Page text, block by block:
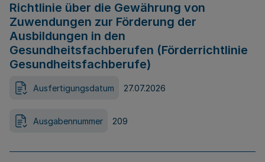
Richtlinie über die Gewährung von
Zuwendungen zur Förderung der
Ausbildungen in den
Gesundheitsfachberufen (Förderrichtlinie
Gesundheitsfachberufe)
Ausfertigungsdatum 27.07.2026
Ausgabennummer 209